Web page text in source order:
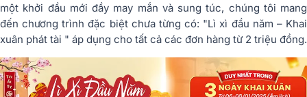
một khởi đầu mới đầy may mắn và sung túc, chúng tôi mang
đến chương trình đặc biệt chưa từng có: "Lì xì đầu năm – Khai
xuân phát tài " áp dụng cho tất cả các đơn hàng từ 2 triệu đồng.